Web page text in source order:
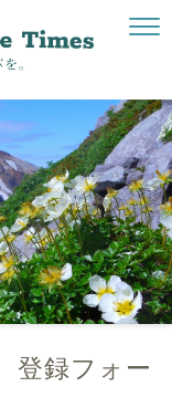
登録フォー